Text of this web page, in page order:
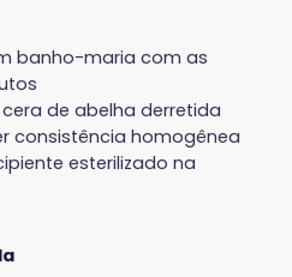
banho-maria com as
de abelha derretida
consistência homogênea
esterilizado na